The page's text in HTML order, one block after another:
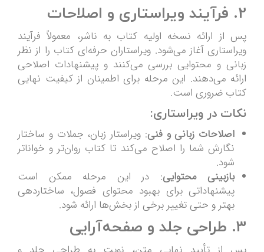
2. فرآیند ویراستاری و اصلاحات
پس از ارائه نسخه اولیه کتاب به ناشر، معمولاً فرآیند
ویراستاری آغاز می‌شود. ویراستاران حرفه‌ای کتاب را از نظر
زبانی و محتوایی بررسی می‌کنند و پیشنهادات اصلاحی
ارائه می‌دهند. این مرحله برای اطمینان از کیفیت نهایی
کتاب ضروری است.
نکات در ویراستاری:
اصلاحات زبانی و فنی: ویراستار زبان، جملات و ساختار
نگارش شما را اصلاح می‌کند تا کتاب روان‌تر و خواناتر
شود.
بازبینی محتوایی: در این مرحله ممکن است
پیشنهاداتی برای بهبود محتوای فصول، ساختاردهی
بهتر و حتی تغییر برخی از بخش‌ها ارائه شود.
3. طراحی جلد و صفحه‌آرایی